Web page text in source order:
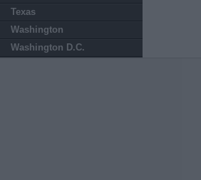
Texas
Washington
Washington D.C.